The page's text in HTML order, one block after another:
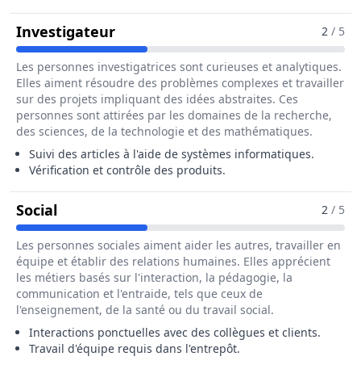
InvestigateurPour Le Métier De Préparateur /
2 / 5
Les personnes investigatrices sont curieuses et analytiques.
Elles aiment résoudre des problèmes complexes et travailler
sur des projets impliquant des idées abstraites. Ces
personnes sont attirées par les domaines de la recherche,
des sciences, de la technologie et des mathématiques.
Suivi des articles à l'aide de systèmes informatiques.
Vérification et contrôle des produits.
SocialPour Le Métier De Préparateur / 2 / 5
Les personnes sociales aiment aider les autres, travailler en
équipe et établir des relations humaines. Elles apprécient
les métiers basés sur l'interaction, la pédagogie, la
communication et l'entraide, tels que ceux de
l'enseignement, de la santé ou du travail social.
Interactions ponctuelles avec des collègues et clients.
Travail d'équipe requis dans l'entrepôt.